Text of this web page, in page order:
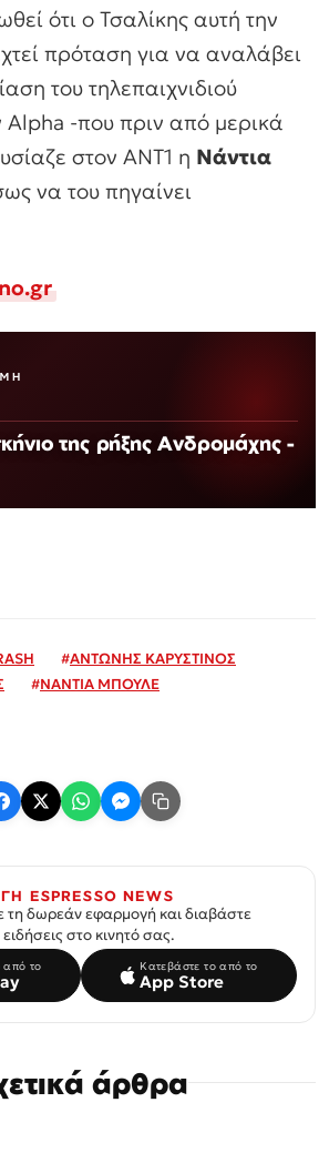
ότι ο Τσαλίκης αυτή την
πρόταση για να αναλάβει
του τηλεπαιχνιδιού
Alpha -που πριν από μερικά
στον ΑΝΤ1 η Νάντια
να του πηγαίνει
της ρήξης Ανδρομάχης -
#ΑΝΤΩΝΗΣ ΚΑΡΥΣΤΙΝΟΣ
#ΝΑΝΤΙΑ ΜΠΟΥΛΕ
ESPRESSO NEWS
τη δωρεάν εφαρμογή και διαβάστε
στο κινητό σας.
από το Κατεβάστε το από το
App Store
άρθρα